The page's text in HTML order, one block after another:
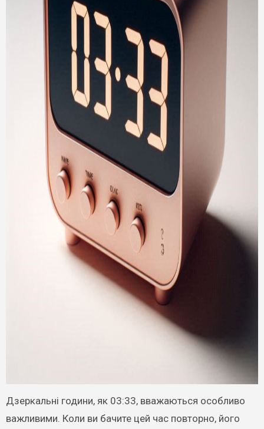
Дзеркальні години, як 03:33, вважаються особливо
важливими. Коли ви бачите цей час повторно, його